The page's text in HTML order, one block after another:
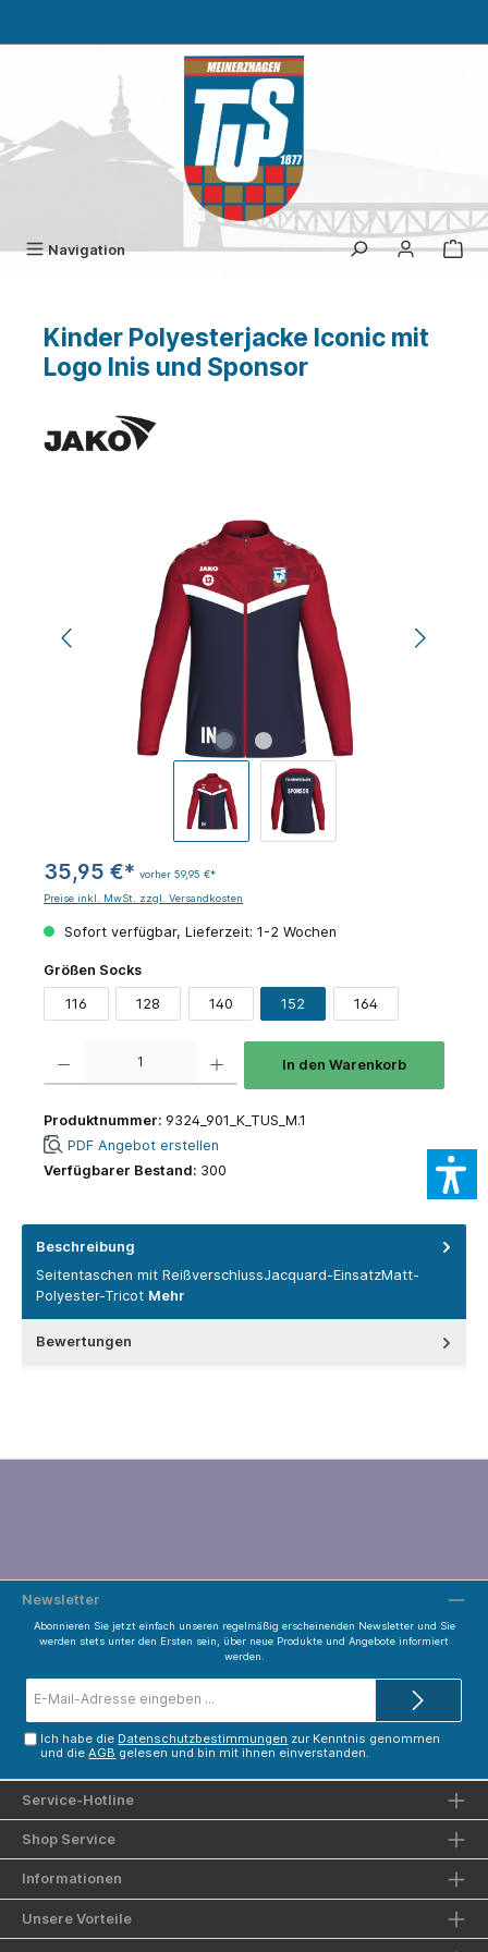
Navigation
Kinder Polyesterjacke Iconic mit
Logo Inis und Sponsor
35,95 €* vorher 59,95 €*
Preise inkl. MwSt. zzgl. Versandkosten
Sofort verfügbar, Lieferzeit: 1-2 Wochen
Größen Socksauswählen
116 128 140 152 164
In den Warenkorb
Produktnummer: 9324_901_K_TUS_M.1
PDF Angebot erstellen
Verfügbarer Bestand: 300
Beschreibung
Seitentaschen mit ReißverschlussJacquard-EinsatzMatt-
Polyester-Tricot Mehr
Bewertungen
Newsletter
Abonnieren Sie jetzt einfach unseren regelmäßig erscheinenden Newsletter und Sie
werden stets unter den Ersten sein, über neue Produkte und Angebote informiert
werden.
Mail-
Ich habe die Datenschutzbestimmungen zur Kenntnis genommen
und dieAGB gelesen und bin mit ihnen einverstanden.
Service-Hotline
Shop Service
Informationen
Unsere Vorteile